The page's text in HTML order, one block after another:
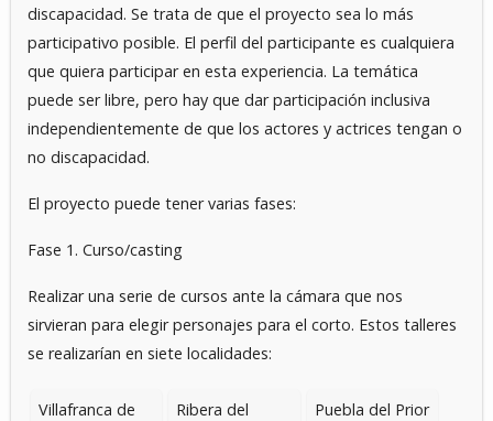
discapacidad. Se trata de que el proyecto sea lo más
participativo posible. El perfil del participante es cualquiera
que quiera participar en esta experiencia. La temática
puede ser libre, pero hay que dar participación inclusiva
independientemente de que los actores y actrices tengan o
no discapacidad.
El proyecto puede tener varias fases:
Fase 1. Curso/casting
Realizar una serie de cursos ante la cámara que nos
sirvieran para elegir personajes para el corto. Estos talleres
se realizarían en siete localidades:
Villafranca de
Ribera del
Puebla del Prior